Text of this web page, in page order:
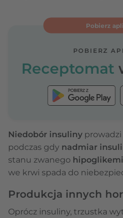
Pobierz
POBIERZ
Receptomat
Niedobór insuliny
podczas gdy nadmiar
stanu zwanego
we krwi spada do
Produkcja innych
Oprócz insuliny, trzustka